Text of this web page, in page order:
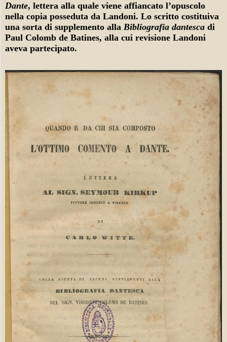
Dante, lettera alla quale viene affiancato l’opuscolo
nella copia posseduta da Landoni. Lo scritto costituiva
una sorta di supplemento alla Bibliografia dantesca di
Paul Colomb de Batines, alla cui revisione Landoni
aveva partecipato.